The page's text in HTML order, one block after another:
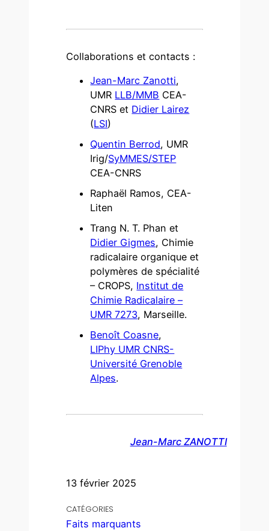
13 février 2025
CATÉGORIES
Faits marquants
Collaborations et contacts :
Jean-Marc Zanotti,
UMR LLB/MMB CEA-
CNRS et Didier Lairez
(LSI)
Quentin Berrod, UMR
Irig/SyMMES/STEP
CEA-CNRS
Raphaël Ramos, CEA-
Liten
Trang N. T. Phan et
Didier Gigmes, Chimie
radicalaire organique et
polymères de spécialité
– CROPS, Institut de
Chimie Radicalaire –
UMR 7273, Marseille.
Benoît Coasne,
LIPhy UMR CNRS-
Université Grenoble
Alpes.
Jean-Marc ZANOTTI